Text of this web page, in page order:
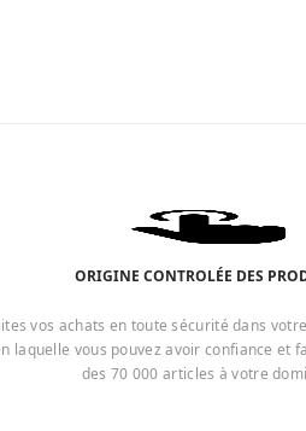
ORIGINE CONTROLÉE DES
vos achats en toute sécurité dans
laquelle vous pouvez avoir confiance et
des 70 000 articles à votre